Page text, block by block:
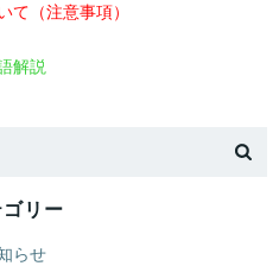
て（注意事項）
解説
リー
らせ